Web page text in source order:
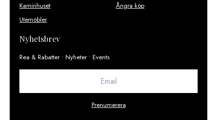
Kaminhuset
Utemöbler
Ångra köp
Nyhetsbrev
Rea & Rabatter • Nyheter • Events
Prenumerera